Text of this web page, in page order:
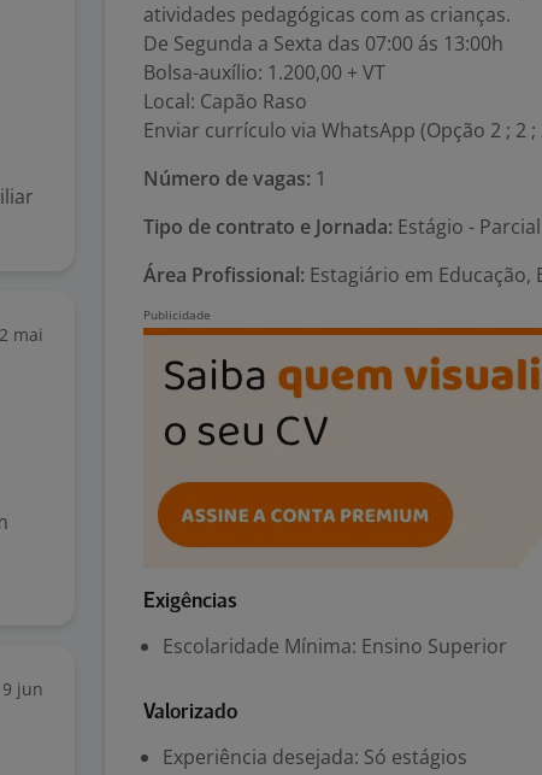
mai
9 jun
atividades pedagógicas com as crianças.
De Segunda a Sexta das 07:00 ás 13:00h
Bolsa-auxílio: 1.200,00 + VT
Local: Capão Raso
Enviar currículo via WhatsApp (Opção 2 ; 2
Número de vagas: 1
Tipo de contrato e Jornada: Estágio -
Área Profissional: Estagiário em Educação,
Exigências
Escolaridade Mínima: Ensino Superior
Valorizado
Experiência desejada: Só estágios